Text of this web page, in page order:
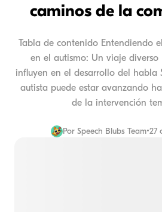
caminos de la
Tabla de contenido Entendiendo
en el autismo: Un viaje diverso
influyen en el desarrollo del habla
autista puede estar avanzando
de la intervención
Por Speech Blubs Team•27